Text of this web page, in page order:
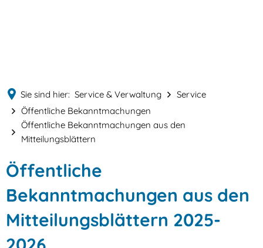
Sie sind hier: Service & Verwaltung
Service
Öffentliche Bekanntmachungen
Öffentliche Bekanntmachungen aus den
Mitteilungsblättern
Öffentliche
Bekanntmachungen
aus
Öffentliche
Bekanntmachungen aus den
Mitteilungsblättern 2025-